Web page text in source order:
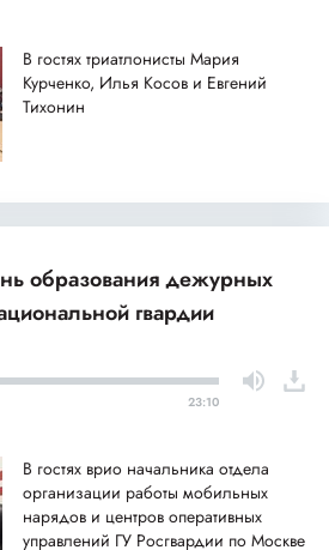
В гостях триатлонисты Мария
Курченко, Илья Косов и Евгений
Тихонин
образования дежурных
гвардии
23:10
В гостях врио начальника отдела
организации работы мобильных
нарядов и центров оперативных
управлений ГУ Росгвардии по Москве